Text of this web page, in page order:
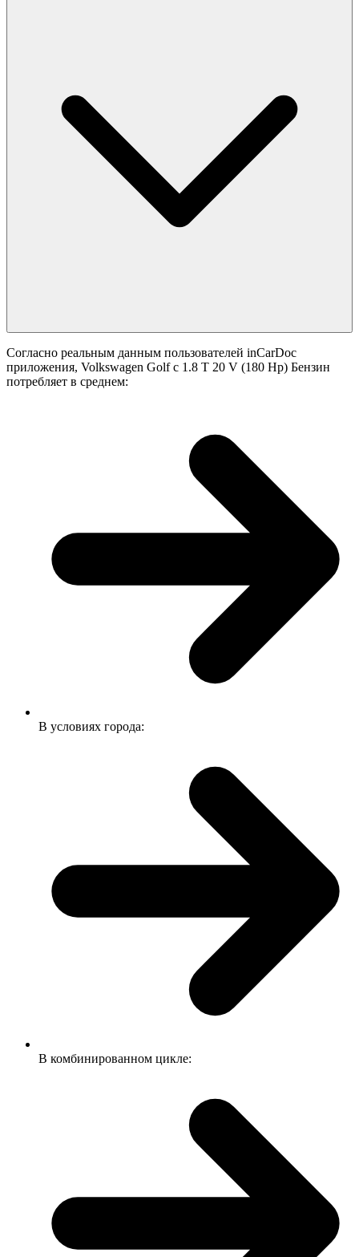
Согласно реальным данным пользователей inCarDoc
приложения, Volkswagen Golf с 1.8 T 20 V (180 Hp) Бензин
потребляет в среднем:
В условиях города:
В комбинированном цикле: